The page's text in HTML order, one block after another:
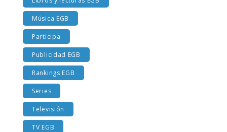
Libros y lecturas EGB
Música EGB
Participa
Publicidad EGB
Rankings EGB
Series
Televisión